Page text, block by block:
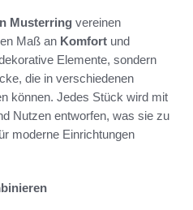
Musterring vereinen
Maß an Komfort und
Elemente, sondern
die in verschiedenen
können. Jedes Stück wird mit
Nutzen entworfen, was sie zu
moderne Einrichtungen